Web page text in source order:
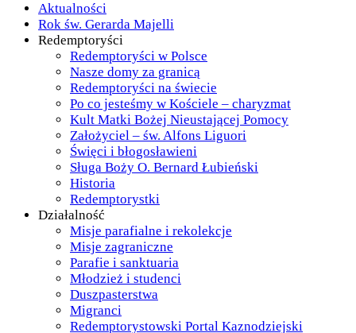
Aktualności
Rok św. Gerarda Majelli
Redemptoryści
Redemptoryści w Polsce
Nasze domy za granicą
Redemptoryści na świecie
Po co jesteśmy w Kościele – charyzmat
Kult Matki Bożej Nieustającej Pomocy
Założyciel – św. Alfons Liguori
Święci i błogosławieni
Sługa Boży O. Bernard Łubieński
Historia
Redemptorystki
Działalność
Misje parafialne i rekolekcje
Misje zagraniczne
Parafie i sanktuaria
Młodzież i studenci
Duszpasterstwa
Migranci
Redemptorystowski Portal Kaznodziejski